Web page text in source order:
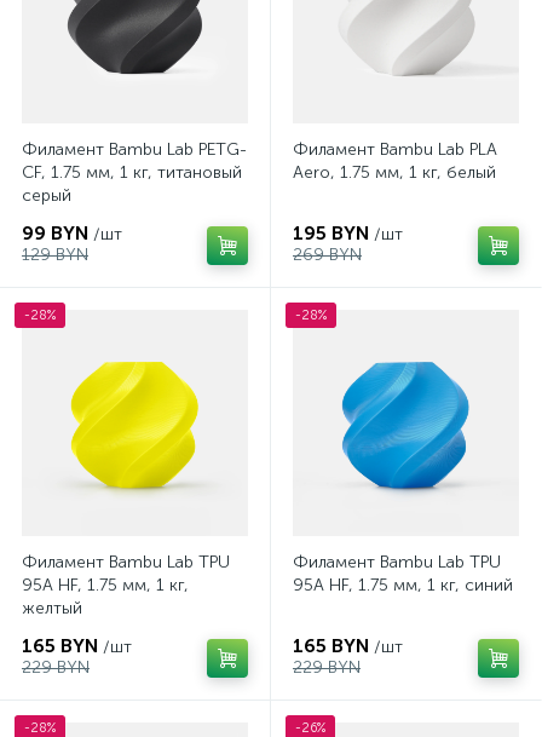
Филамент Bambu Lab PETG-
CF, 1.75 мм, 1 кг, титановый
серый
99 BYN /шт
129 BYN
Филамент Bambu Lab PLA
Aero, 1.75 мм, 1 кг, белый
195 BYN /шт
269 BYN
-28%
Филамент Bambu Lab TPU
95A HF, 1.75 мм, 1 кг,
желтый
165 BYN /шт
229 BYN
-28%
Филамент Bambu Lab TPU
95A HF, 1.75 мм, 1 кг, синий
165 BYN /шт
229 BYN
-28% -26%